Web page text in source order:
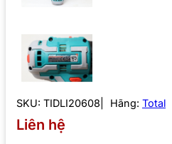
SKU: TIDLI20608 Hãng: Total
Liên hệ